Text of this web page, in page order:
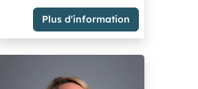
Plus d'information
Maire de Fontaine-sous-
"Ensemble petites communes